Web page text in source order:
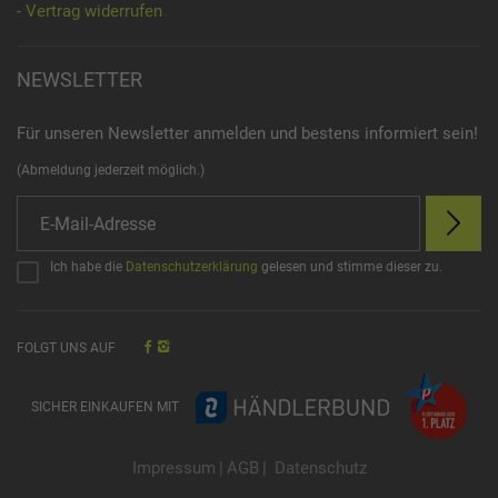
- Vertrag widerrufen
NEWSLETTER
Für unseren Newsletter anmelden und bestens informiert sein!
(Abmeldung jederzeit möglich.)
Ich habe die Datenschutzerklärung gelesen und stimme dieser zu.
FOLGT UNS AUF
SICHER EINKAUFEN MIT
Impressum | AGB | Datenschutz